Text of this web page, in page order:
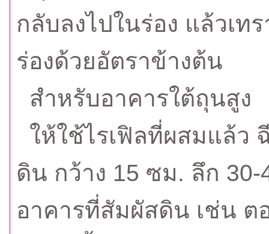
กลับลงไปในร่อง แล้วเ
ร่องด้วยอัตราข้างต้น
สำหรับอาคารใต้ถุนสูง
ให้ใช้ไรเฟิลที่ผสมแล้ว
ดิน กว้าง 15 ซม. ลึก
อาคารที่สัมผัสดิน เช่น ต